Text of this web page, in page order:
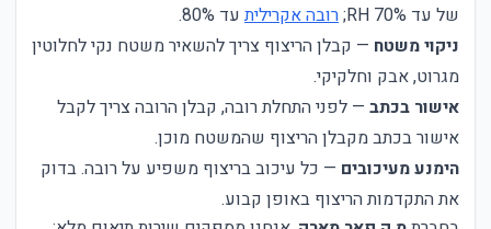
של עד 70% RH;
רובה אקריליתעד 80%.
ניקוי משטח — קבלן הריצוף צריך להשאיר משטח נקי לחלוטין
מגרוט, אבק וחלקיקי.
אישור בכתב — לפני התחלת רובה, קבלן הרובה צריך לקבל
אישור בכתב מקבלן הריצוף שהמשטח מוכן.
הימנע מעיכובים — כל עיכוב בריצוף משפיע על רובה. בדוק
את התקדמות הריצוף באופן קבוע.